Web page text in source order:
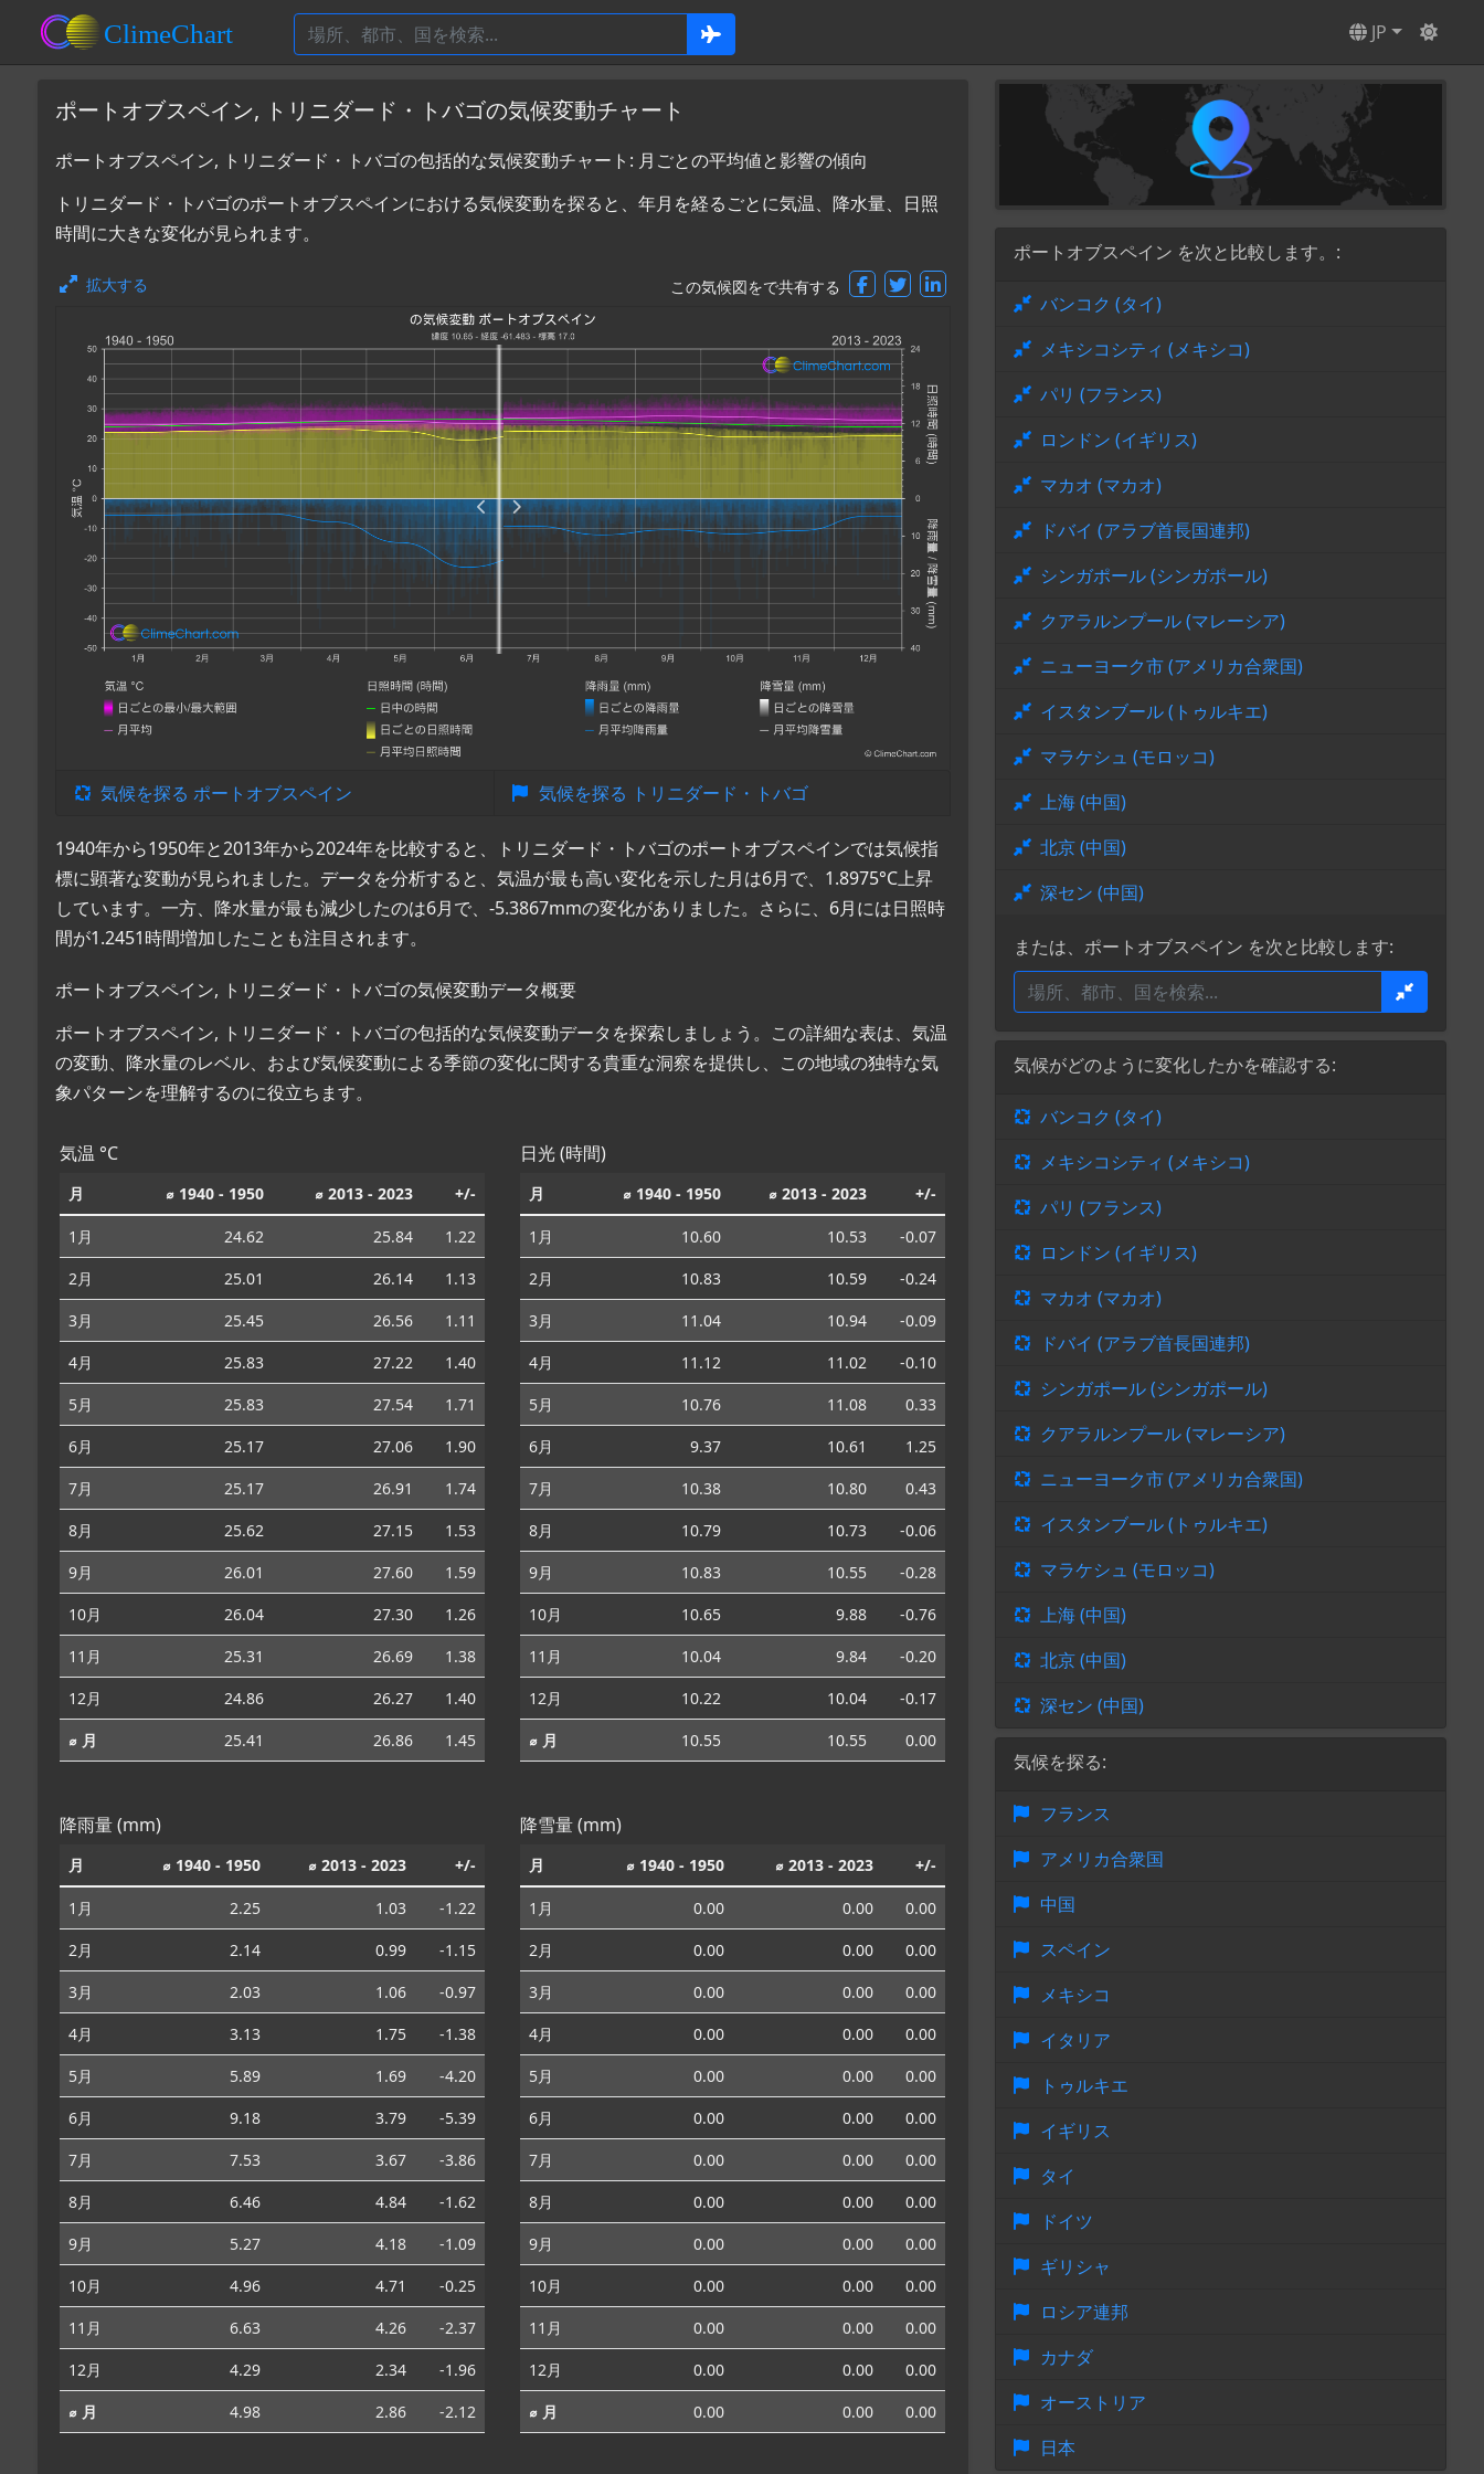
JP
ポートオブスペイン, トリニダード・トバゴの気候変動チャート
ポートオブスペイン, トリニダード・トバゴの包括的な気候変動チャート: 月ごとの平均値と影響の傾向
トリニダード・トバゴのポートオブスペインにおける気候変動を探ると、年月を経るごとに気温、降水量、日照
時間に大きな変化が見られます。
拡大する この気候図をで共有する
気候を探る ポートオブスペイン 気候を探る トリニダード・トバゴ
1940年から1950年と2013年から2024年を比較すると、トリニダード・トバゴのポートオブスペインでは気候指
標に顕著な変動が見られました。データを分析すると、気温が最も高い変化を示した月は6月で、1.8975°C上昇
しています。一方、降水量が最も減少したのは6月で、-5.3867mmの変化がありました。さらに、6月には日照時
間が1.2451時間増加したことも注目されます。
ポートオブスペイン, トリニダード・トバゴの気候変動データ概要
ポートオブスペイン, トリニダード・トバゴの包括的な気候変動データを探索しましょう。この詳細な表は、気温
の変動、降水量のレベル、および気候変動による季節の変化に関する貴重な洞察を提供し、この地域の独特な気
象パターンを理解するのに役立ちます。
気温 °C
月 ⌀ 1940 - 1950 ⌀ 2013 - 2023 +/-
1月 24.62 25.84
1.22
2月
25.01 26.14
1.13
3月
25.45 26.56
1.11
4月
25.83 27.22
1.40
5月
25.83 27.54
1.71
6月
25.17 27.06
1.90
7月
25.17 26.91
1.74
8月
25.62 27.15
1.53
9月
26.01 27.60
1.59
10月
26.04 27.30
1.26
11月
25.31 26.69
1.38
12月
24.86 26.27
1.40
⌀ 月
25.41 26.86 1.45
日光 (時間)
月 ⌀ 1940 - 1950 ⌀ 2013 - 2023 +/-
1月 10.60 10.53
-0.07
2月
10.83 10.59
-0.24
3月
11.04 10.94
-0.09
4月
11.12 11.02
-0.10
5月
10.76 11.08
0.33
6月
9.37 10.61
1.25
7月
10.38 10.80
0.43
8月
10.79 10.73
-0.06
9月
10.83 10.55
-0.28
10月
10.65 9.88
-0.76
11月
10.04 9.84
-0.20
12月
10.22 10.04
-0.17
⌀ 月
10.55 10.55 0.00
降雨量 (mm)
月 ⌀ 1940 - 1950 ⌀ 2013 - 2023 +/-
1月 2.25 1.03
-1.22
2月
2.14 0.99
-1.15
3月
2.03 1.06
-0.97
4月
3.13 1.75
-1.38
5月
5.89 1.69
-4.20
6月
9.18 3.79
-5.39
7月
7.53 3.67
-3.86
8月
6.46 4.84
-1.62
9月
5.27 4.18
-1.09
10月
4.96 4.71
-0.25
11月
6.63 4.26
-2.37
12月
4.29 2.34
-1.96
⌀ 月
4.98 2.86 -2.12
降雪量 (mm)
月 ⌀ 1940 - 1950 ⌀ 2013 - 2023 +/-
1月 0.00 0.00
0.00
2月
0.00 0.00
0.00
3月
0.00 0.00
0.00
4月
0.00 0.00
0.00
5月
0.00 0.00
0.00
6月
0.00 0.00
0.00
7月
0.00 0.00
0.00
8月
0.00 0.00
0.00
9月
0.00 0.00
0.00
10月
0.00 0.00
0.00
11月
0.00 0.00
0.00
12月
0.00 0.00
0.00
⌀ 月
0.00 0.00 0.00
ポートオブスペイン を次と比較します。:
バンコク (タイ)
メキシコシティ (メキシコ)
パリ (フランス)
ロンドン (イギリス)
マカオ (マカオ)
ドバイ (アラブ首長国連邦)
シンガポール (シンガポール)
クアラルンプール (マレーシア)
ニューヨーク市 (アメリカ合衆国)
イスタンブール (トゥルキエ)
マラケシュ (モロッコ)
上海 (中国)
北京 (中国)
深セン (中国)
または、ポートオブスペイン を次と比較します:
気候がどのように変化したかを確認する:
バンコク (タイ)
メキシコシティ (メキシコ)
パリ (フランス)
ロンドン (イギリス)
マカオ (マカオ)
ドバイ (アラブ首長国連邦)
シンガポール (シンガポール)
クアラルンプール (マレーシア)
ニューヨーク市 (アメリカ合衆国)
イスタンブール (トゥルキエ)
マラケシュ (モロッコ)
上海 (中国)
北京 (中国)
深セン (中国)
気候を探る:
フランス
アメリカ合衆国
中国
スペイン
メキシコ
イタリア
トゥルキエ
イギリス
タイ
ドイツ
ギリシャ
ロシア連邦
カナダ
オーストリア
日本